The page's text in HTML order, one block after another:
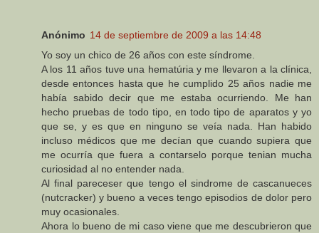
Anónimo 14 de septiembre de 2009 a las 14:48
Yo soy un chico de 26 años con este síndrome.
A los 11 años tuve una hematúria y me llevaron a la clínica,
desde entonces hasta que he cumplido 25 años nadie me
había sabido decir que me estaba ocurriendo. Me han
hecho pruebas de todo tipo, en todo tipo de aparatos y yo
que se, y es que en ninguno se veía nada. Han habido
incluso médicos que me decían que cuando supiera que
me ocurría que fuera a contarselo porque tenian mucha
curiosidad al no entender nada.
Al final pareceser que tengo el sindrome de cascanueces
(nutcracker) y bueno a veces tengo episodios de dolor pero
muy ocasionales.
Ahora lo bueno de mi caso viene que me descubrieron que